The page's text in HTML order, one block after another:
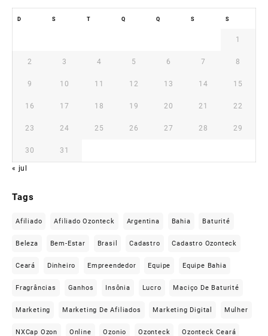
D S T Q Q S S
1
2 3 4 5 6 7 8
9 10 11 12 13 14 15
16 17 18 19 20 21 22
23 24 25 26 27 28 29
30 31
« jul
Tags
Afiliado Afiliado Ozonteck Argentina Bahia Baturité
Beleza Bem-Estar Brasil Cadastro Cadastro Ozonteck
Ceará Dinheiro Empreendedor Equipe Equipe Bahia
Fragrâncias Ganhos Insônia Lucro Maciço De Baturité
Marketing Marketing De Afiliados Marketing Digital Mulher
NXCap Ozon Online Ozonio Ozonteck Ozonteck Ceará